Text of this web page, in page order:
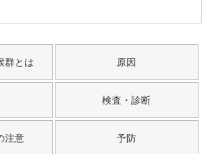
群とは 原因
検査・診断
注意 予防